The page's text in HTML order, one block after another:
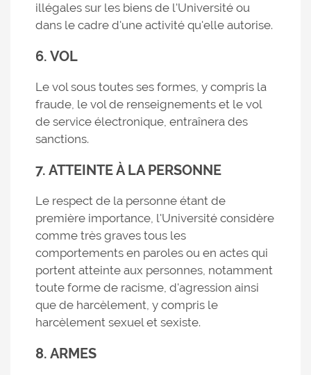
illégales sur les biens de l'Université ou
dans le cadre d'une activité qu'elle autorise.
6. VOL
Le vol sous toutes ses formes, y compris la
fraude, le vol de renseignements et le vol
de service électronique, entraînera des
sanctions.
7. ATTEINTE À LA PERSONNE
Le respect de la personne étant de
première importance, l'Université considère
comme très graves tous les
comportements en paroles ou en actes qui
portent atteinte aux personnes, notamment
toute forme de racisme, d'agression ainsi
que de harcèlement, y compris le
harcèlement sexuel et sexiste.
8. ARMES